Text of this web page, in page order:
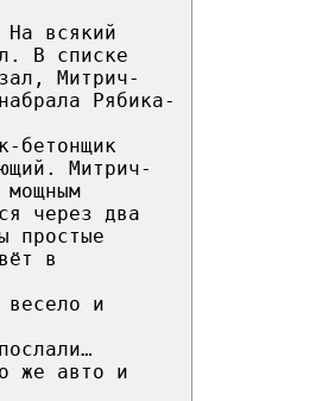
всякий
В списке
Митрич-
Рябика-
бетонщик
Митрич-
через два
простые
в
и
же авто и